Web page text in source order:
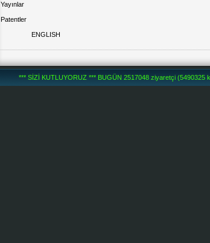
Yayınlar
Patentler
ENGLISH
*** SİZİ KUTLUYORUZ *** BUGÜN 2517048 ziyaretçi (5490325